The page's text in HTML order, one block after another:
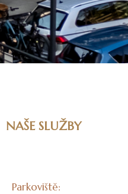
NAŠE SLUŽBY
Parkoviště: